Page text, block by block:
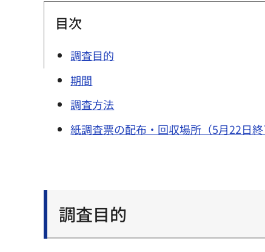
目次
調査目的
期間
調査方法
紙調査票の配布・回収場所（5月22日終
調査目的